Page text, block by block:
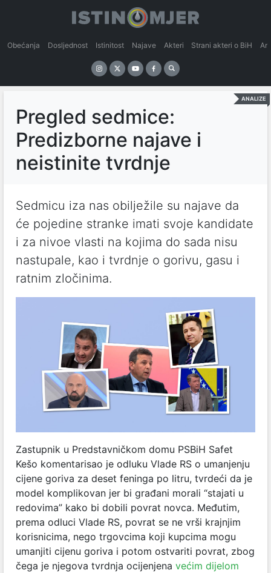
Obećanja Dosljednost Istinitost Najave Akteri Strani akteri o BiH
ANALIZE
Pregled sedmice:
Predizborne najave i
neistinite tvrdnje
Sedmicu iza nas obilježile su najave da
će pojedine stranke imati svoje kandidate
i za nivoe vlasti na kojima do sada nisu
nastupale, kao i tvrdnje o gorivu, gasu i
ratnim zločinima.
Zastupnik u Predstavničkom domu PSBiH Safet
Kešo komentarisao je odluku Vlade RS o umanjenju
cijene goriva za deset feninga po litru, tvrdeći da je
model komplikovan jer bi građani morali “stajati u
redovima” kako bi dobili povrat novca. Međutim,
prema odluci Vlade RS, povrat se ne vrši krajnjim
korisnicima, nego trgovcima koji kupcima mogu
umanjiti cijenu goriva i potom ostvariti povrat, zbog
čega je njegova tvrdnja ocijenjena većim dijelom